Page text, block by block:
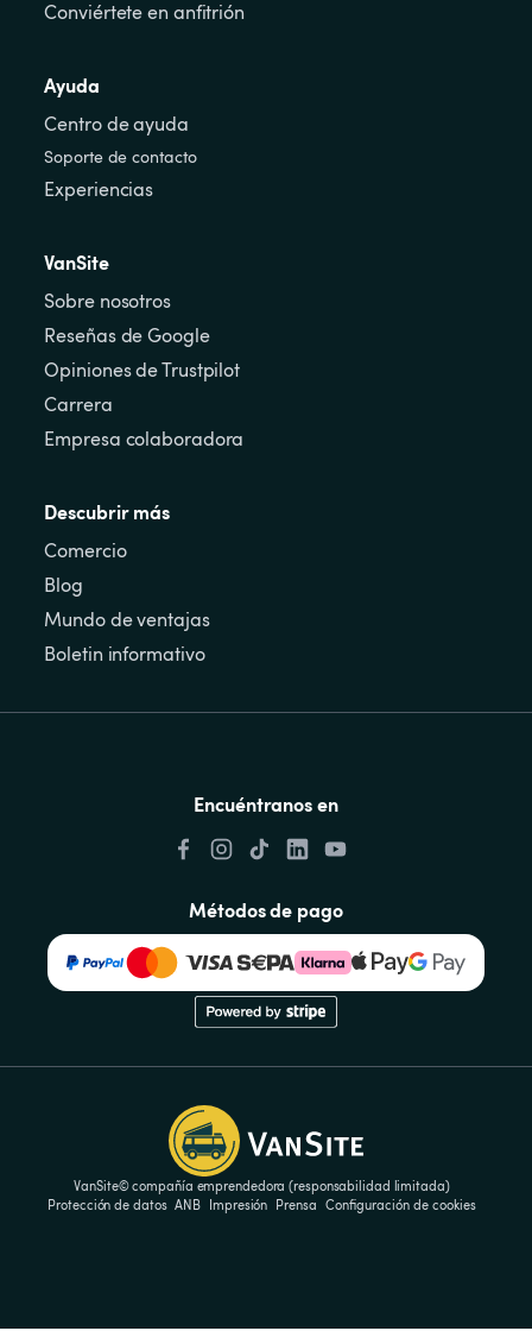
Conviértete en anfitrión
Ayuda
Centro de ayuda
Soporte de contacto
Experiencias
VanSite
Sobre nosotros
Reseñas de Google
Opiniones de Trustpilot
Carrera
Empresa colaboradora
Descubrir más
Comercio
Blog
Mundo de ventajas
Boletin informativo
Encuéntranos en
Métodos de pago
VanSite© compañía emprendedora (responsabilidad limitada)
Protección de datos ANB Impresión Prensa Configuración de cookies